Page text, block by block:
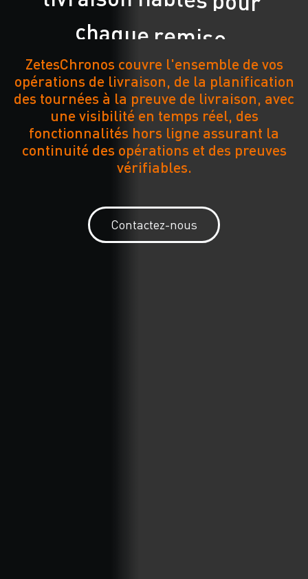
chaque rem i
ZetesChronos couvre l'ensemble de vos
opérations de livraison, de la planification
des tournées à la preuve de livraison, avec
une visibilité en temps réel, des
fonctionnalités hors ligne assurant la
continuité des opérations et des preuves
vérifiables.
Contactez-nous